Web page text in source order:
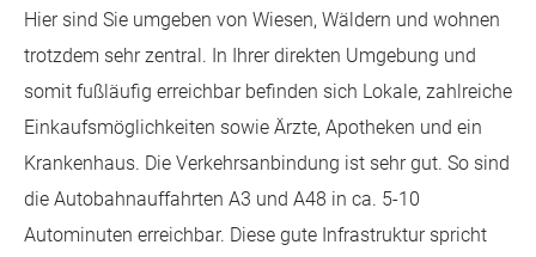
Hier sind Sie umgeben von Wiesen, Wäldern und wohnen
trotzdem sehr zentral. In Ihrer direkten Umgebung und
somit fußläufig erreichbar befinden sich Lokale, zahlreiche
Einkaufsmöglichkeiten sowie Ärzte, Apotheken und ein
Krankenhaus. Die Verkehrsanbindung ist sehr gut. So sind
die Autobahnauffahrten A3 und A48 in ca. 5-10
Autominuten erreichbar. Diese gute Infrastruktur spricht